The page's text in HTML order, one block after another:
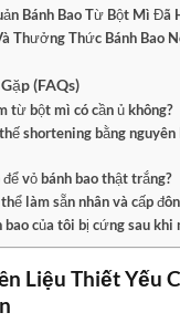
Bánh Bao Từ Bột Mì Đã
Thưởng Thức Bánh Bao
(FAQs)
từ bột mì có cần ủ không?
shortening bằng nguyên
vỏ bánh bao thật trắng?
làm sẵn nhân và cấp
bao của tôi bị cứng sau khi
Liệu Thiết Yếu